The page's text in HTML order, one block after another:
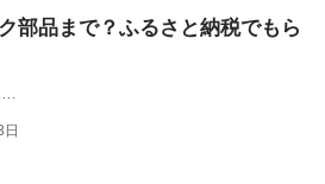
部品まで？ふるさと納税でもら